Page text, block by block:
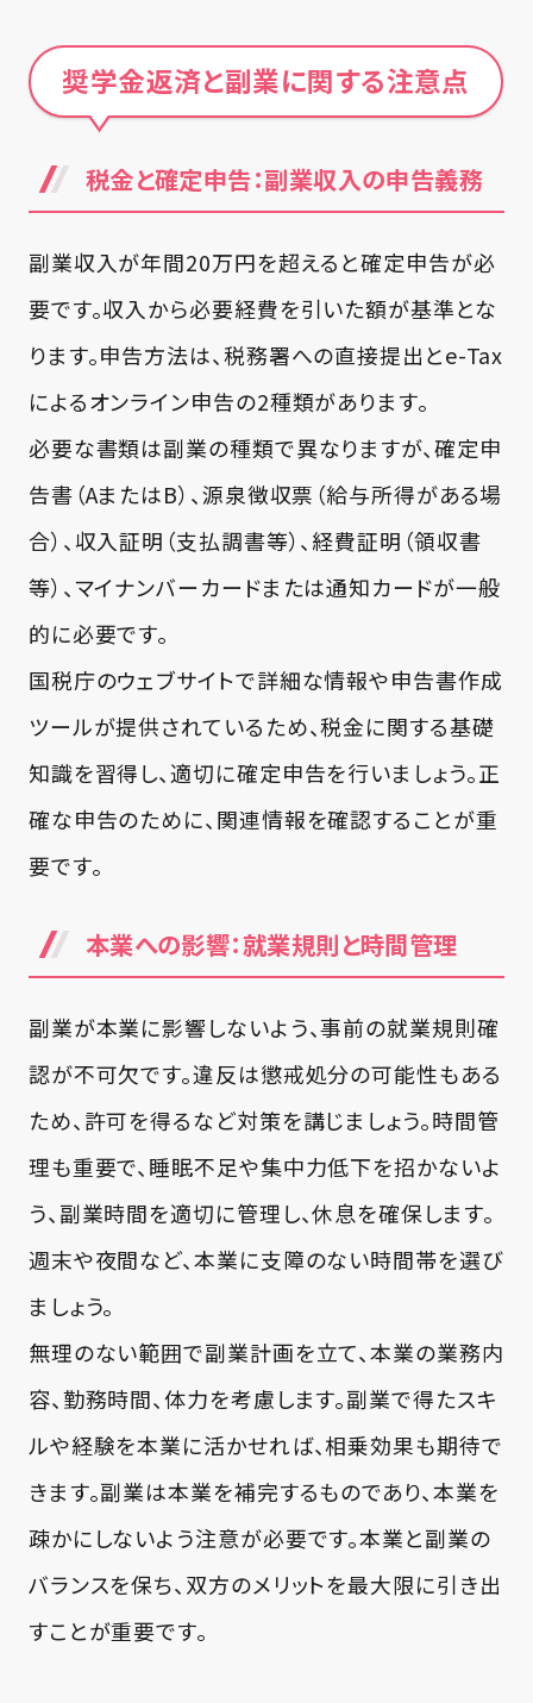
奨学金返済と副業に関する注意点
税金と確定申告：副業収入の申告義務
副業収入が年間20万円を超えると確定申告が必
要です。収入から必要経費を引いた額が基準とな
ります。申告方法は、税務署への直接提出とe-Tax
によるオンライン申告の2種類があります。
必要な書類は副業の種類で異なりますが、確定申
告書（AまたはB）、源泉徴収票（給与所得がある場
合）、収入証明（支払調書等）、経費証明（領収書
等）、マイナンバーカードまたは通知カードが一般
的に必要です。
国税庁のウェブサイトで詳細な情報や申告書作成
ツールが提供されているため、税金に関する基礎
知識を習得し、適切に確定申告を行いましょう。正
確な申告のために、関連情報を確認することが重
要です。
本業への影響：就業規則と時間管理
副業が本業に影響しないよう、事前の就業規則確
認が不可欠です。違反は懲戒処分の可能性もある
ため、許可を得るなど対策を講じましょう。時間管
理も重要で、睡眠不足や集中力低下を招かないよ
う、副業時間を適切に管理し、休息を確保します。
週末や夜間など、本業に支障のない時間帯を選び
ましょう。
無理のない範囲で副業計画を立て、本業の業務内
容、勤務時間、体力を考慮します。副業で得たスキ
ルや経験を本業に活かせれば、相乗効果も期待で
きます。副業は本業を補完するものであり、本業を
疎かにしないよう注意が必要です。本業と副業の
バランスを保ち、双方のメリットを最大限に引き出
すことが重要です。